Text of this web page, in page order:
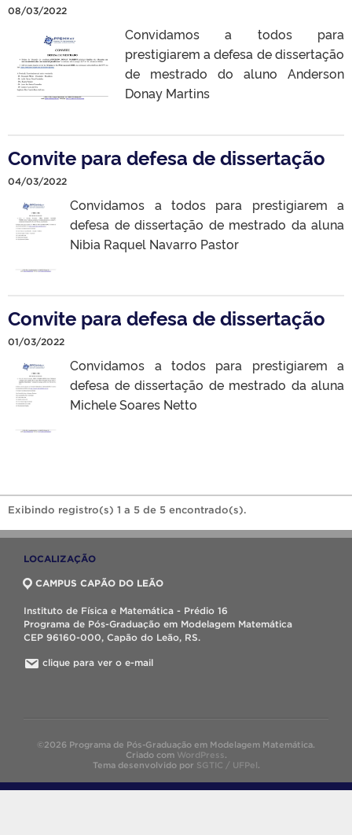
08/03/2022
Convidamos a todos para
prestigiarem a defesa de dissertação
de mestrado do aluno Anderson
Donay Martins
Convite para defesa de dissertação
04/03/2022
Convidamos a todos para prestigiarem a
defesa de dissertação de mestrado da aluna
Nibia Raquel Navarro Pastor
Convite para defesa de dissertação
01/03/2022
Convidamos a todos para prestigiarem a
defesa de dissertação de mestrado da aluna
Michele Soares Netto
Exibindo registro(s) 1 a 5 de 5 encontrado(s).
LOCALIZAÇÃO
CAMPUS CAPÃO DO LEÃO
Instituto de Física e Matemática - Prédio 16
Programa de Pós-Graduação em Modelagem Matemática
CEP 96160-000, Capão do Leão, RS.
clique para ver o e-mail
©2026 Programa de Pós-Graduação em Modelagem Matemática.
Criado com WordPress.
Tema desenvolvido por SGTIC / UFPel.